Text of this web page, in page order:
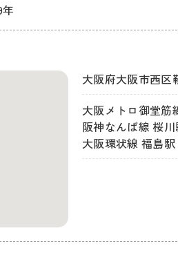
年
大阪府大阪市西区
大阪メトロ御堂筋
阪神なんば線 桜
大阪環状線 福島